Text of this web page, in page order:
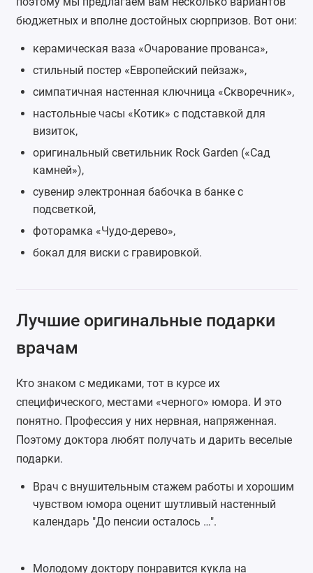
бюджетных и вполне достойных сюрпризов. Вот они:
керамическая ваза «Очарование прованса»,
стильный постер «Европейский пейзаж»,
симпатичная настенная ключница «Скворечник»,
настольные часы «Котик» с подставкой для
визиток,
оригинальный светильник Rock Garden («Сад
камней»),
сувенир электронная бабочка в банке с
подсветкой,
фоторамка «Чудо-дерево»,
бокал для виски с гравировкой.
Лучшие оригинальные подарки
врачам
Кто знаком с медиками, тот в курсе их
специфического, местами «черного» юмора. И это
понятно. Профессия у них нервная, напряженная.
Поэтому доктора любят получать и дарить веселые
подарки.
Врач с внушительным стажем работы и хорошим
чувством юмора оценит шутливый настенный
календарь "До пенсии осталось …".
Молодому доктору понравится кукла на